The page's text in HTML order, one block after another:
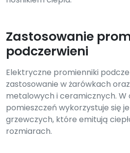
Zastosowanie
podczerwieni
Elektryczne promienniki
zastosowanie w żarówkach
metalowych i ceramicznych. W
pomieszczeń wykorzystuje się
grzewczych, które emitują
rozmiarach.